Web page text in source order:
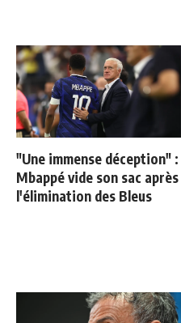
"Une immense déception" :
Mbappé vide son sac après
l'élimination des Bleus